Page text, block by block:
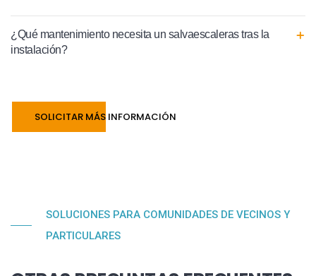
¿Qué mantenimiento necesita un salvaescaleras tras la
instalación?
SOLICITAR MÁS INFORMACIÓN
SOLUCIONES PARA COMUNIDADES DE VECINOS Y
PARTICULARES